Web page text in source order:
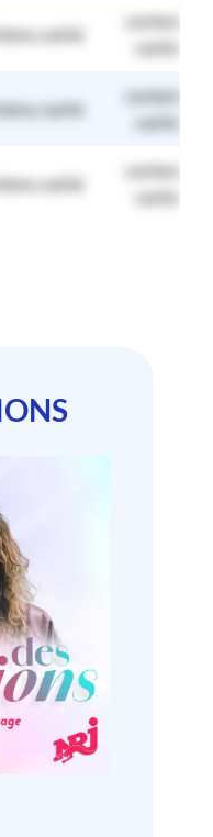
caché
contenu
caché
caché
contenu
caché
caché
contenu
caché